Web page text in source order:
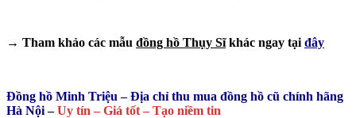
→ Tham khảo các mẫu đồng hồ Thụy Sĩkhác ngay tại đây
Đồng hồ Minh Triệu – Địa chỉ thu mua đồng hồ cũ chính hãng
Hà Nội–Uy tín – Giá tốt – Tạo niềm tin